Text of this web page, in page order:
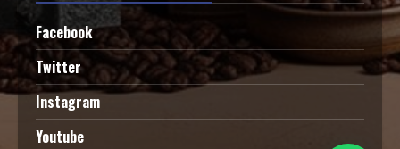
Facebook
Twitter
Instagram
Youtube